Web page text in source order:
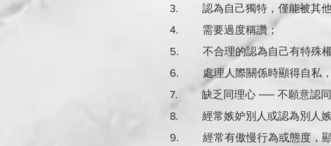
3.        認為自己獨特，僅能被
4.        需要過度稱讚；
5.        不合理的認為自己有特
6.        處理人際關係時顯得自
7.        缺乏同理心 ── 不願意認
8.        經常嫉妒別人或認為別人
9.        經常有傲慢行為或態度，